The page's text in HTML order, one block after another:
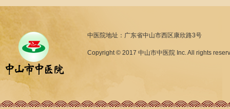
中医院地址：广东省中山市西区康欣路3号
Copyright © 2017 中山市中医院 Inc. All rights